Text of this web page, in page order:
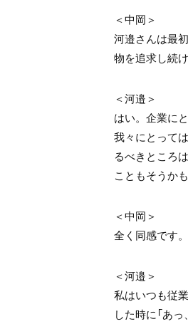
＜中岡＞
河邉さんは最
物を追求し続
＜河邉＞
はい。企業に
我々にとって
るべきところ
こともそうか
＜中岡＞
全く同感です。
＜河邉＞
私はいつも従
した時に「あ